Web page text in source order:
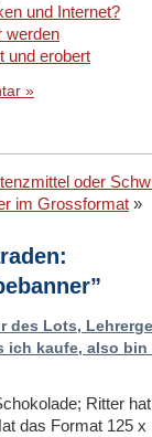
und Internet?
werden
und erobert
»
oder
im Grossformat »
des Lots,
ich kaufe, also
Ritter
das Format 125 x